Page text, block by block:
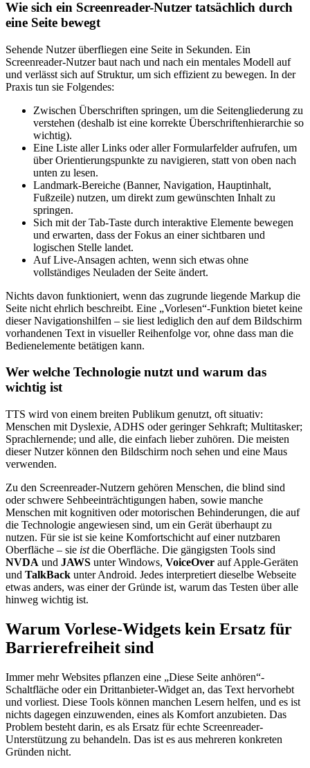
Wie sich ein Screenreader-Nutzer tatsächlich durch
eine Seite bewegt
Sehende Nutzer überfliegen eine Seite in Sekunden. Ein
Screenreader-Nutzer baut nach und nach ein mentales Modell auf
und verlässt sich auf Struktur, um sich effizient zu bewegen. In der
Praxis tun sie Folgendes:
Zwischen Überschriften springen, um die Seitengliederung zu
verstehen (deshalb ist eine korrekte Überschriftenhierarchie so
wichtig).
Eine Liste aller Links oder aller Formularfelder aufrufen, um
über Orientierungspunkte zu navigieren, statt von oben nach
unten zu lesen.
Landmark-Bereiche (Banner, Navigation, Hauptinhalt,
Fußzeile) nutzen, um direkt zum gewünschten Inhalt zu
springen.
Sich mit der Tab-Taste durch interaktive Elemente bewegen
und erwarten, dass der Fokus an einer sichtbaren und
logischen Stelle landet.
Auf Live-Ansagen achten, wenn sich etwas ohne
vollständiges Neuladen der Seite ändert.
Nichts davon funktioniert, wenn das zugrunde liegende Markup die
Seite nicht ehrlich beschreibt. Eine „Vorlesen“-Funktion bietet keine
dieser Navigationshilfen – sie liest lediglich den auf dem Bildschirm
vorhandenen Text in visueller Reihenfolge vor, ohne dass man die
Bedienelemente betätigen kann.
Wer welche Technologie nutzt und warum das
wichtig ist
TTS wird von einem breiten Publikum genutzt, oft situativ:
Menschen mit Dyslexie, ADHS oder geringer Sehkraft; Multitasker;
Sprachlernende; und alle, die einfach lieber zuhören. Die meisten
dieser Nutzer können den Bildschirm noch sehen und eine Maus
verwenden.
Zu den Screenreader-Nutzern gehören Menschen, die blind sind
oder schwere Sehbeeinträchtigungen haben, sowie manche
Menschen mit kognitiven oder motorischen Behinderungen, die auf
die Technologie angewiesen sind, um ein Gerät überhaupt zu
nutzen. Für sie ist sie keine Komfortschicht auf einer nutzbaren
Oberfläche – sie istdie Oberfläche. Die gängigsten Tools sind
NVDA und JAWS unter Windows, VoiceOver auf Apple-Geräten
und TalkBack unter Android. Jedes interpretiert dieselbe Webseite
etwas anders, was einer der Gründe ist, warum das Testen über alle
hinweg wichtig ist.
Warum Vorlese-Widgets kein Ersatz für
Barrierefreiheit sind
Immer mehr Websites pflanzen eine „Diese Seite anhören“-
Schaltfläche oder ein Drittanbieter-Widget an, das Text hervorhebt
und vorliest. Diese Tools können manchen Lesern helfen, und es ist
nichts dagegen einzuwenden, eines als Komfort anzubieten. Das
Problem besteht darin, es als Ersatz für echte Screenreader-
Unterstützung zu behandeln. Das ist es aus mehreren konkreten
Gründen nicht.